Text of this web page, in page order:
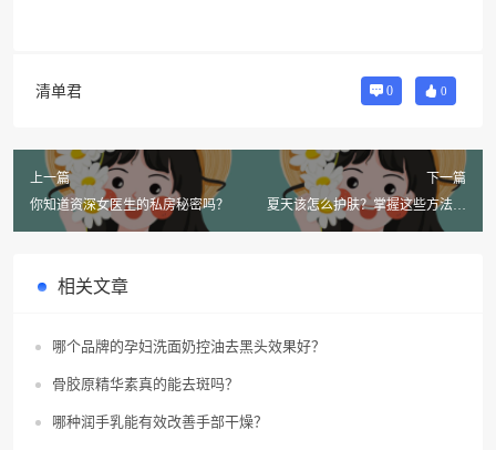
清单君 0 0
上一篇
你知道资深女医生的私房秘密吗？
下一篇
夏天该怎么护肤？掌握这些方法让
肌肤清爽舒适！
相关文章
哪个品牌的孕妇洗面奶控油去黑头效果好？
骨胶原精华素真的能去斑吗？
哪种润手乳能有效改善手部干燥？